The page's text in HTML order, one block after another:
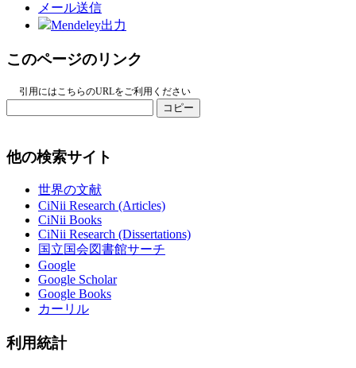
メール送信
Mendeley出力
このページのリンク
引用にはこちらのURLをご利用ください
コピー
他の検索サイト
世界の文献
CiNii Research (Articles)
CiNii Books
CiNii Research (Dissertations)
国立国会図書館サーチ
Google
Google Scholar
Google Books
カーリル
利用統計